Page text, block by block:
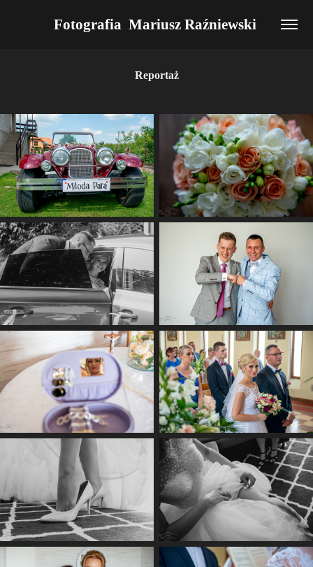
Fotografia  Mariusz Raźniewski
Reportaż